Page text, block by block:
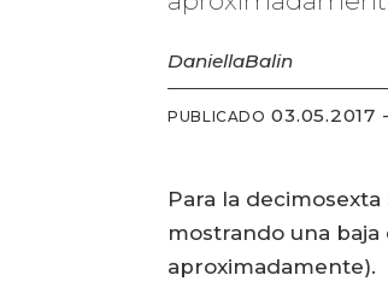
DaniellaBalin
PUBLICADO 03.05.2017
Para la
mostrando una baja
aproximadamente).